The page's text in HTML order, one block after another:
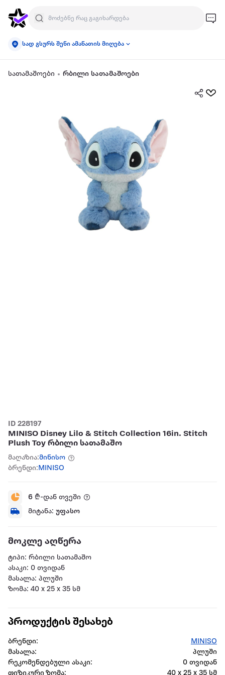
სად გსურს შენი ამანათის მიღება
სათამაშოები რბილი სათამაშოები
ID 228197
MINISO Disney Lilo & Stitch Collection 16in. Stitch
Plush Toy რბილი სათამაშო
მაღაზია:მინისო
ბრენდი:MINISO
6 ₾-დან თვეში
მიტანა: უფასო
მოკლე აღწერა
ტიპი: რბილი სათამაშო
ასაკი: 0 თვიდან
მასალა: პლუში
ზომა: 40 x 25 x 35 სმ
პროდუქტის შესახებ
ბრენდი:
MINISO
მასალა:
პლუში
რეკომენდებული ასაკი:
0 თვიდან
ფიზიკური ზომა:
40 x 25 x 35 სმ